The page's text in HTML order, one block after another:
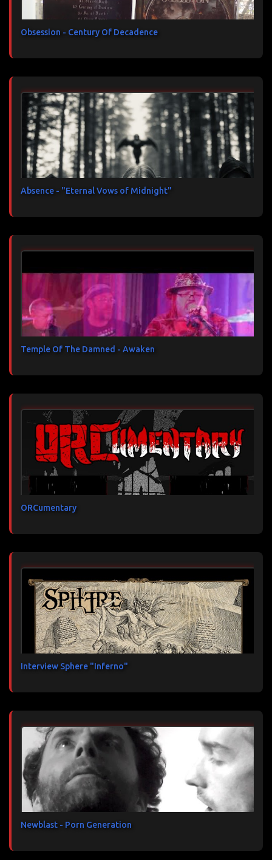
Obsession - Century Of Decadence
Absence - "Eternal Vows of Midnight"
Temple Of The Damned - Awaken
ORCumentary
Interview Sphere "Inferno"
Newblast - Porn Generation